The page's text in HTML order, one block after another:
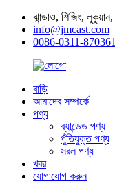
ঝান্ডাও, শিজিং,
info@jmcast.com
0086-0311-
বাড়ি
আমাদের সম্পর্কে
পণ্য
ব্যান্ডেড পণ্য
পুঁতিযুক্ত পণ্য
সরল পণ্য
খবর
যোগাযোগ করুন